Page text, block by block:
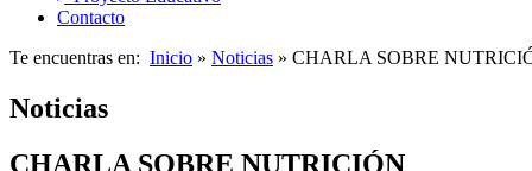
Contacto
Te encuentras en: Inicio » Noticias » CHARLA SOBRE
Noticias
CHARLA SOBRE NUTRICIÓN